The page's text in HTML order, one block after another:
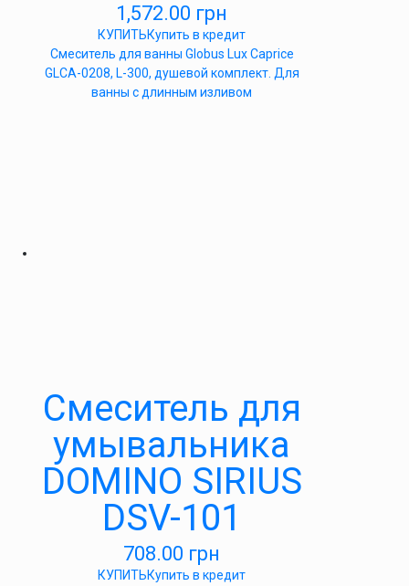
1,572.00 грн
КУПИТЬКупить в кредит
Смеситель для ванны Globus Lux Caprice
GLCA-0208, L-300, душевой комплект. Для
ванны с длинным изливом
Cмеситель для
умывальника
DOMINO SIRIUS
DSV-101
708.00 грн
КУПИТЬКупить в кредит